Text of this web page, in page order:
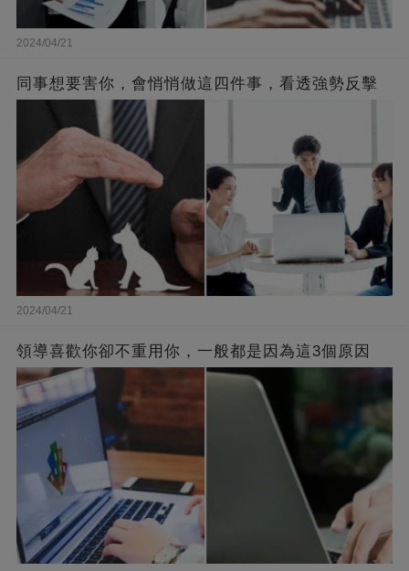
2024/04/21
同事想要害你，會悄悄做這四件事，看透強勢反擊
2024/04/21
領導喜歡你卻不重用你，一般都是因為這3個原因